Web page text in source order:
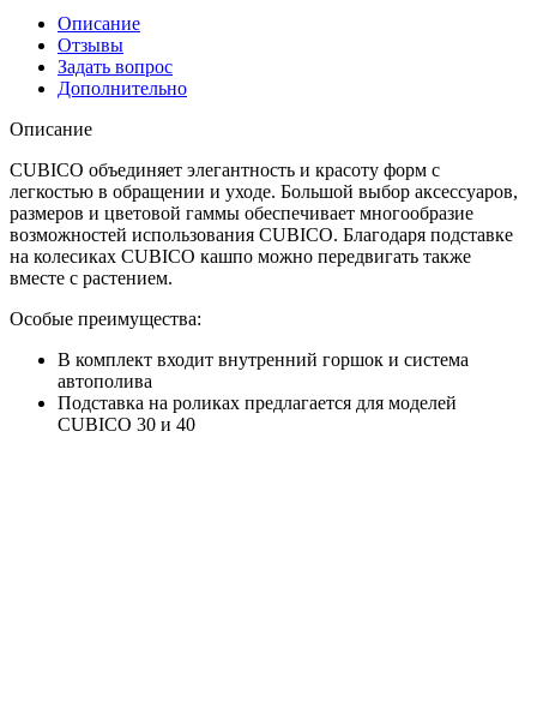
Описание
Отзывы
Задать вопрос
Дополнительно
Описание
CUBICO объединяет элегантность и красоту форм с
легкостью в обращении и уходе. Большой выбор аксессуаров,
размеров и цветовой гаммы обеспечивает многообразие
возможностей использования CUBICO. Благодаря подставке
на колесиках CUBICO кашпо можно передвигать также
вместе с растением.
Особые преимущества:
В комплект входит внутренний горшок и система
автополива
Подставка на роликах предлагается для моделей
CUBICO 30 и 40